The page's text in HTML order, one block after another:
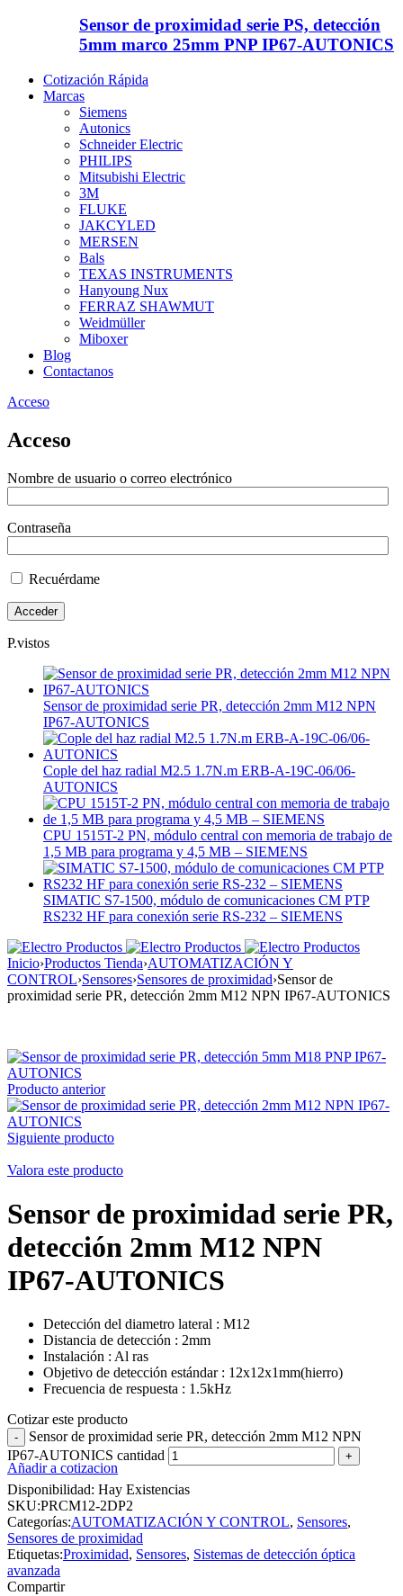
Sensor de proximidad serie PS, detección
5mm marco 25mm PNP IP67-AUTONICS
Cotización Rápida
Marcas
Siemens
Autonics
Schneider Electric
PHILIPS
Mitsubishi Electric
3M
FLUKE
JAKCYLED
MERSEN
Bals
TEXAS INSTRUMENTS
Hanyoung Nux
FERRAZ SHAWMUT
Weidmüller
Miboxer
Blog
Contactanos
Acceso
Acceso
Nombre de usuario o correo electrónico
Contraseña
Recuérdame
P.vistos
Sensor de proximidad serie PR, detección 2mm M12 NPN
IP67-AUTONICS
Cople del haz radial M2.5 1.7N.m ERB-A-19C-06/06-
AUTONICS
CPU 1515T-2 PN, módulo central con memoria de trabajo de
1,5 MB para programa y 4,5 MB – SIEMENS
SIMATIC S7-1500, módulo de comunicaciones CM PTP
RS232 HF para conexión serie RS-232 – SIEMENS
Inicio›Productos Tienda›AUTOMATIZACIÓN Y
CONTROL›Sensores›Sensores de proximidad›Sensor de
proximidad serie PR, detección 2mm M12 NPN IP67-AUTONICS
Producto anterior
Siguiente producto
Valora este producto
Sensor de proximidad serie PR,
detección 2mm M12 NPN
IP67-AUTONICS
Detección del diametro lateral : M12
Distancia de detección : 2mm
Instalación : Al ras
Objetivo de detección estándar : 12x12x1mm(hierro)
Frecuencia de respuesta : 1.5kHz
Cotizar este producto
Sensor de proximidad serie PR, detección 2mm M12 NPN
IP67-AUTONICS cantidad
Añadir a cotizacion
Disponibilidad: Hay Existencias
SKU:PRCM12-2DP2
Categorías:AUTOMATIZACIÓN Y CONTROL, Sensores,
Sensores de proximidad
Etiquetas:Proximidad, Sensores, Sistemas de detección óptica
avanzada
Compartir